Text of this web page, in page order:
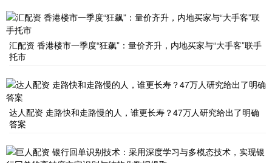
汇配资 香港楼市一季度“狂飙”：量价齐升，内地买家与“大手客”联手
托市
达人配资 走路快和走路慢的人，谁更长寿？47万人研究给出了明确
答案